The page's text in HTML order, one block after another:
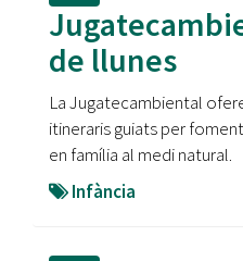
de llunes
La Jugatecambiental
itineraris guiats per
en família al medi natural.
Infància